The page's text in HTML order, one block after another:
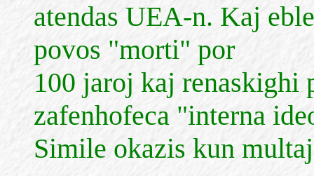
atendas UEA-n. Kaj
povos "morti" por
100 jaroj kaj renaskighi
zafenhofeca "interna
Simile okazis kun